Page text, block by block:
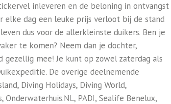
inleveren en de beloning in ontvangst
elke dag een leuke prijs verloot bij de stand
dus voor de allerkleinste duikers. Ben je
te komen? Neem dan je dochter,
mee! Je kunt op zowel zaterdag als
De overige deelnemende
Diving Holidays, Diving World,
Onderwaterhuis.NL, PADI, Sealife Benelux,